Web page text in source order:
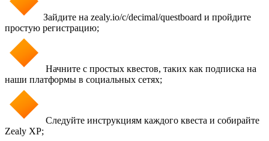
Зайдите на zealy.io/c/decimal/questboard и пройдите
простую регистрацию;
Начните с простых квестов, таких как подписка на
наши платформы в социальных сетях;
Следуйте инструкциям каждого квеста и собирайте
Zealy XP;